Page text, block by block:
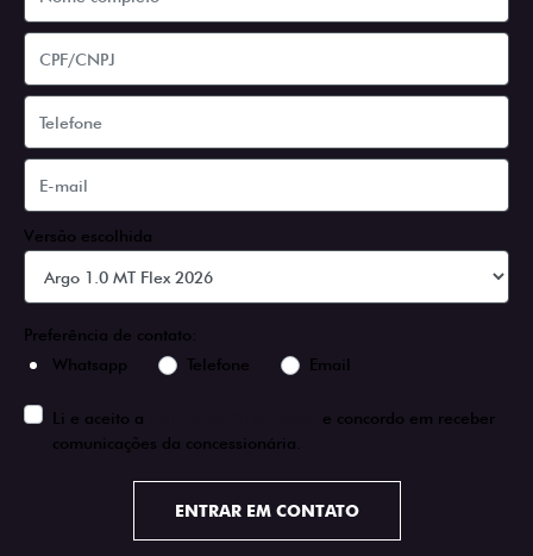
Versão escolhida
Preferência de contato:
Whatsapp
Telefone Email
Li e aceito a
e concordo em receber
comunicações da concessionária.
ENTRAR EM CONTATO